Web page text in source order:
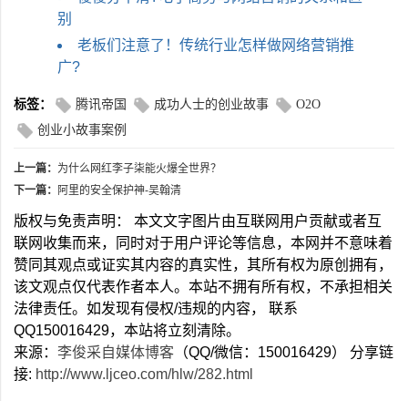
别
老板们注意了！传统行业怎样做网络营销推
广?
标签： 腾讯帝国 成功人士的创业故事
O2O
创业小故事案例
上一篇： 为什么网红李子柒能火爆全世界？
下一篇：
阿里的安全保护神-吴翰清
版权与免责声明： 本文文字图片由互联网用户贡献或者互
联网收集而来，同时对于用户评论等信息，本网并不意味着
赞同其观点或证实其内容的真实性，其所有权为原创拥有，
该文观点仅代表作者本人。本站不拥有所有权，不承担相关
法律责任。如发现有侵权/违规的内容， 联系
QQ150016429，本站将立刻清除。
来源： 李俊采自媒体博客 （QQ/微信：150016429） 分享链
接: http://www.ljceo.com/hlw/282.html